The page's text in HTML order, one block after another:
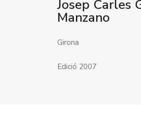
Josep Carles
Manzano
Girona
Edició 2007